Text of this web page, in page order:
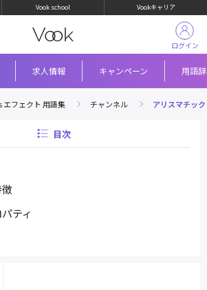
Vook school Vookキャリア
求人情報 キャンペーン 用語
ログイン
エフェクト 用語集 チャンネル アリスマチック
目次
ティ